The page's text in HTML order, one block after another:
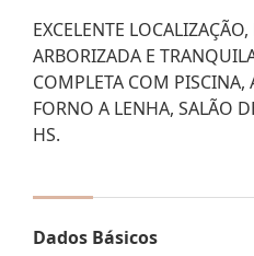
EXCELENTE
ARBORIZADA E
COMPLETA COM PISCINA,
FORNO A LENHA, SALÃO
HS.
Dados Básicos